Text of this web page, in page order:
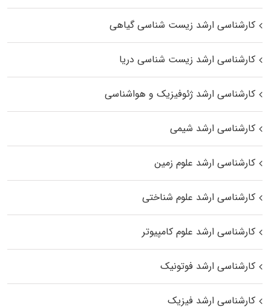
کارشناسی ارشد زیست‌ شناسی گیاهی
کارشناسی ارشد زیست‌ شناسی دریا
کارشناسی ارشد ژئوفیزیک و هواشناسی
کارشناسی ارشد شیمی
کارشناسی ارشد علوم زمین
کارشناسی ارشد علوم شناختی
کارشناسی ارشد علوم کامپیوتر
کارشناسی ارشد فوتونیک
کارشناسی ارشد فیزیک